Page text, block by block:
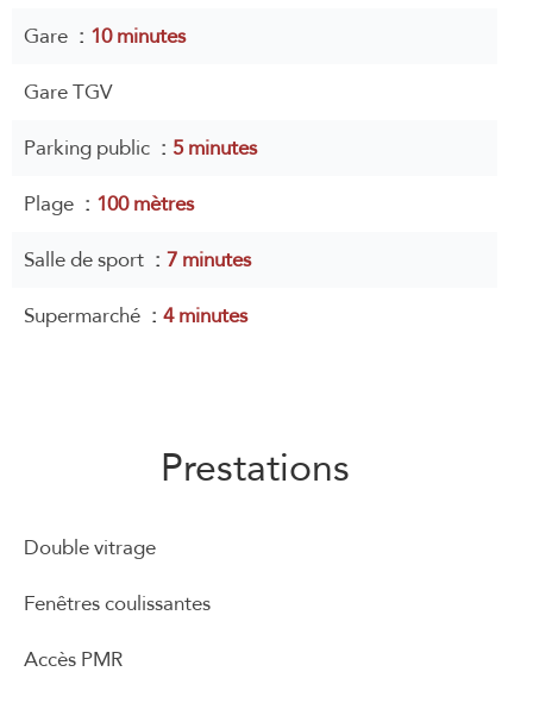
Gare
10 minutes
Gare TGV
Parking public
5 minutes
Plage
100 mètres
Salle de sport
7 minutes
Supermarché
4 minutes
Prestations
Double vitrage
Fenêtres coulissantes
Accès PMR